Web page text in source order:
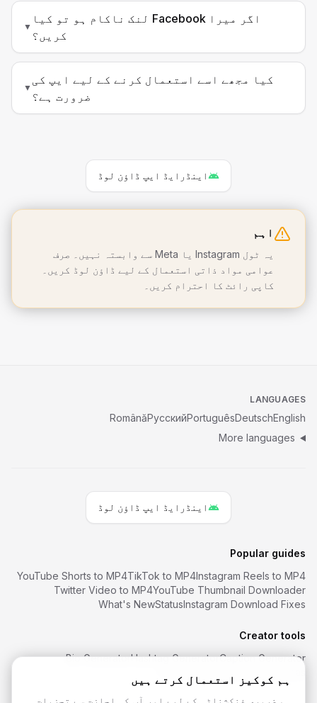
اگر میرا Facebook لنک ناکام ہو تو کیا
کریں؟
▼
کیا مجھے اسے استعمال کرنے کے لیے ایپ کی
ضرورت ہے؟
▼
اینڈرایڈ ایپ ڈاؤن لوڈ
اہم
یہ ٹول Instagram یا Meta سے وابستہ نہیں۔ صرف
عوامی مواد ذاتی استعمال کے لیے ڈاؤن لوڈ کریں۔
کاپی رائٹ کا احترام کریں۔
LANGUAGES
English
Deutsch
Português
Русский
Română
More languages
اینڈرایڈ ایپ ڈاؤن لوڈ
Popular guides
Instagram Reels to MP4
TikTok to MP4
YouTube Shorts to MP4
YouTube Thumbnail Downloader
Twitter Video to MP4
Instagram Download Fixes
Status
What's New
Creator tools
Caption Generator
Hashtag Generator
Bio Generator
ہم کوکیز استعمال کرتے ہیں
ہم ضروری فنکشنلٹی کے لیے اور آپ کی اجازت سے تجزیات